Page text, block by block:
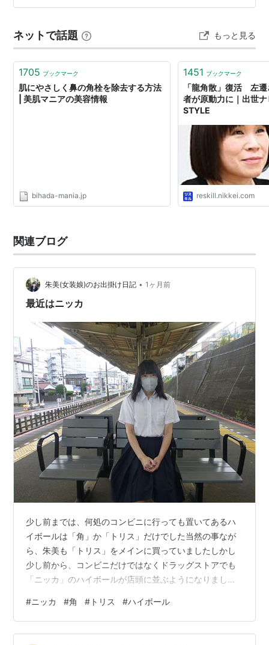
とで、状況を判断します。 ですから、実は、全ての場所
し、効率よく全体像をつかむためには、特に「スプレッ
ドの四隅（コーナー）」に注…
ネットで話題 もっと見る
1705 ブックマーク
肌にやさしく鼻の角栓を除去する方法
| 美肌マニアの美容情報
bihada-mania.jp
1451 ブックマーク
「龍角散」復活 左
者が原動力に｜出世
STYLE
reskill.nikkei.com
関連ブログ
朱美(女装娘)のお出掛け日記 • 1ヶ月前
最近はニッカ
少し前までは、何処のコンビニに行っても置いてあるハ
イボールは「角」か「トリス」だけでした当然の事なが
ら、朱美も「トリス」をメインに買っていましたしかし
少し前から、コンビニだけではなくドラッグストアでも
「ニッカ」のハイボールが店頭に並ぶようになりました
「角」か「トリス」ではなく「ニッカ」のハイボールば
かり買っています「ニッカ」のハイボールを、しこたま
堪能したら「トリス」と「ニッカ」を均等に買っていこ
#ニッカ #角 # トリス #ハイボール